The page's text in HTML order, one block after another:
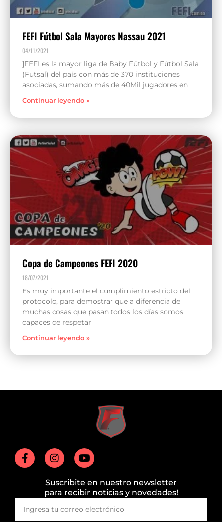
FEFI Fútbol Sala Mayores Nassau 2021
04/11/2021
]FEFI es la mayor liga de Baby Fútbol y Fútbol Sala
(Futsal) del país con más de 370 instituciones
asociadas, sumando más de 40Mil jugadores en
Continuar leyendo »
Copa de Campeones FEFI 2020
18/07/2021
Es muy importante el cumplimiento estricto del
protocolo, para demostrar que a diferencia de
muchas cosas que pasan todos los días somos
capaces de respetar
Continuar leyendo »
Suscribite en nuestro newsletter
para recibir noticias y novedades!